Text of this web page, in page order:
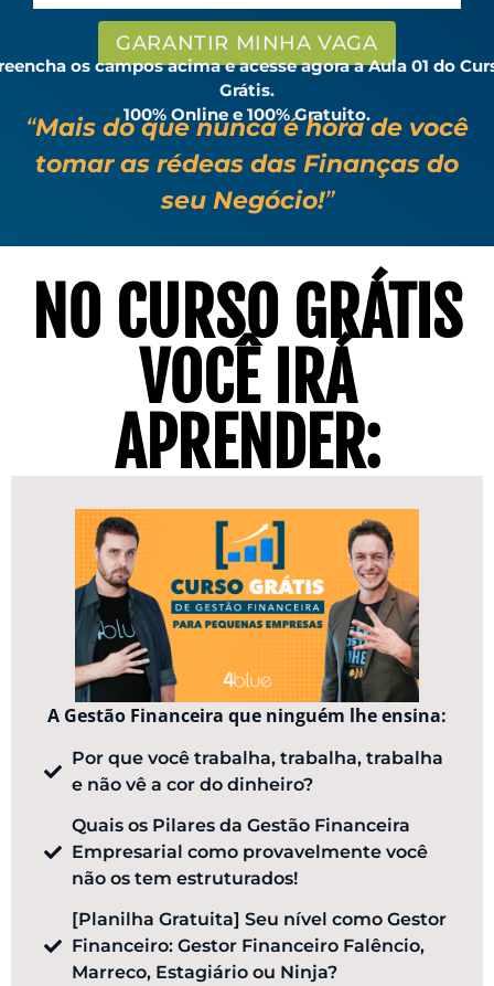
GARANTIR MINHA VAGA
os campos acima e acesse agora a Aula 01 do
Grátis.
100% Online e 100% Gratuito.
“Mais do que nunca é hora de você
tomar as rédeas das Finanças do
seu Negócio!”
NO CURSO GRÁTIS
VOCÊ IRÁ
APRENDER:
A Gestão Financeira que ninguém lhe ensina:
Por que você trabalha, trabalha, trabalha
e não vê a cor do dinheiro?
Quais os Pilares da Gestão Financeira
Empresarial como provavelmente você
não os tem estruturados!
[Planilha Gratuita] Seu nível como Gestor
Financeiro: Gestor Financeiro Falêncio,
Marreco, Estagiário ou Ninja?